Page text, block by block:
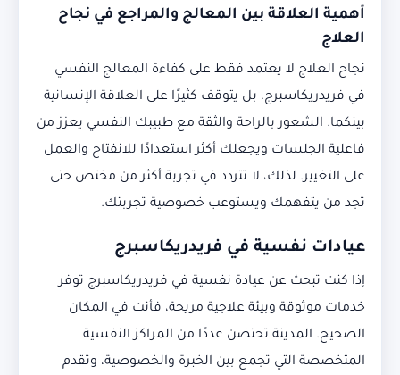
أهمية العلاقة بين المعالج والمراجع في نجاح
العلاج
نجاح العلاج لا يعتمد فقط على كفاءة المعالج النفسي
في فريدريكاسبرج، بل يتوقف كثيرًا على العلاقة الإنسانية
بينكما. الشعور بالراحة والثقة مع طبيبك النفسي يعزز من
فاعلية الجلسات ويجعلك أكثر استعدادًا للانفتاح والعمل
على التغيير. لذلك، لا تتردد في تجربة أكثر من مختص حتى
تجد من يتفهمك ويستوعب خصوصية تجربتك.
عيادات نفسية في فريدريكاسبرج
إذا كنت تبحث عن عيادة نفسية في فريدريكاسبرج توفر
خدمات موثوقة وبيئة علاجية مريحة، فأنت في المكان
الصحيح. المدينة تحتضن عددًا من المراكز النفسية
المتخصصة التي تجمع بين الخبرة والخصوصية، وتقدم